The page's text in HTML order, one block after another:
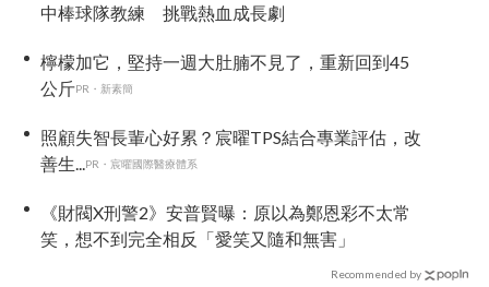
中棒球隊教練 挑戰熱血成長劇
檸檬加它，堅持一週大肚腩不見了，重新回到45
公斤PR・新素簡
照顧失智長輩心好累？宸曜TPS結合專業評估，改
善生...
PR・宸曜國際醫療體系
《財閥X刑警2》安普賢曝：原以為鄭恩彩不太常
笑，想不到完全相反「愛笑又隨和無害」
Recommended by